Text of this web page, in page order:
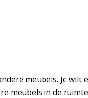
meubels. Je
meubels in de